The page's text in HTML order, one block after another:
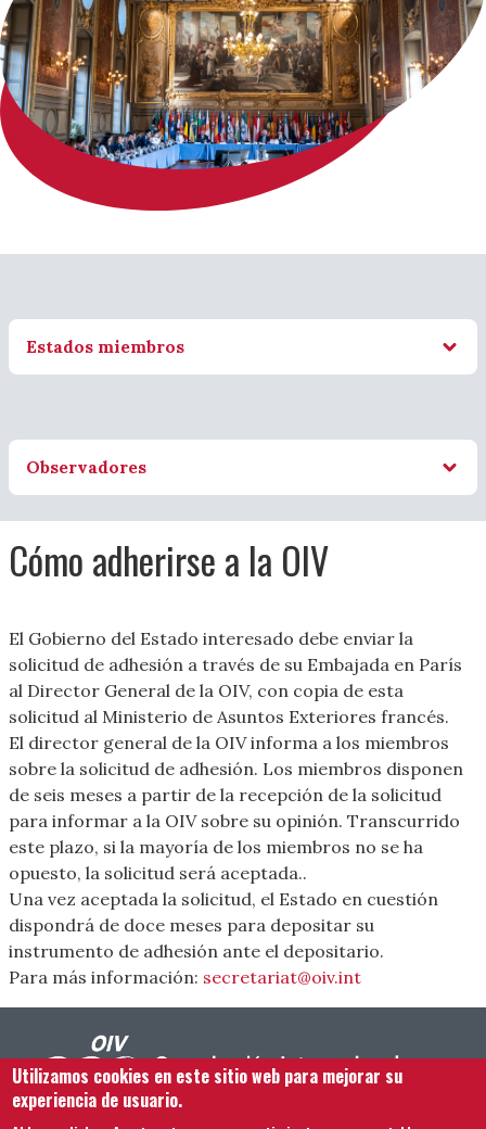
Estados miembros
Observadores
Cómo adherirse a la OIV
El Gobierno del Estado interesado debe enviar la
solicitud de adhesión a través de su Embajada en París
al Director General de la OIV, con copia de esta
solicitud al Ministerio de Asuntos Exteriores francés.
El director general de la OIV informa a los miembros
sobre la solicitud de adhesión. Los miembros disponen
de seis meses a partir de la recepción de la solicitud
para informar a la OIV sobre su opinión. Transcurrido
este plazo, si la mayoría de los miembros no se ha
opuesto, la solicitud será aceptada..
Una vez aceptada la solicitud, el Estado en cuestión
dispondrá de doce meses para depositar su
instrumento de adhesión ante el depositario.
Para más información: secretariat@oiv.int
Utilizamos cookies en este sitio web para mejorar su
experiencia de usuario.